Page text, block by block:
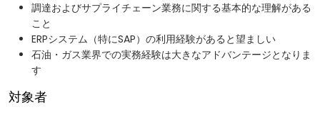
調達およびサプライチェーン業務に関する基本的な理解がある
こと
ERPシステム（特にSAP）の利用経験があると望ましい
石油・ガス業界での実務経験は大きなアドバンテージとなりま
す
対象者